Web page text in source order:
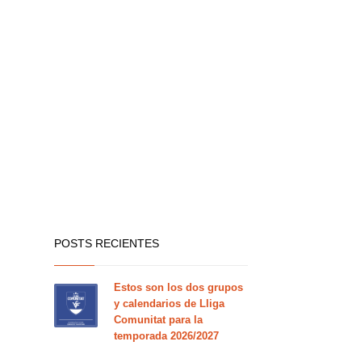
POSTS RECIENTES
Estos son los dos grupos
y calendarios de Lliga
Comunitat para la
temporada 2026/2027